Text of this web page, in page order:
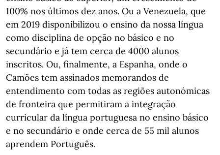
100% nos últimos dez anos. Ou a Venezuela, que
em 2019 disponibilizou o ensino da nossa língua
como disciplina de opção no básico e no
secundário e já tem cerca de 4000 alunos
inscritos. Ou, finalmente, a Espanha, onde o
Camões tem assinados memorandos de
entendimento com todas as regiões autonómicas
de fronteira que permitiram a integração
curricular da língua portuguesa no ensino básico
e no secundário e onde cerca de 55 mil alunos
aprendem Português.